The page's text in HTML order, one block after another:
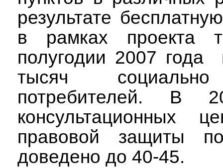
результате
в рамках проекта
полугодии 2007 года
тысяч
потребителей. В
консультационных
правовой защиты
доведено до 40-45.